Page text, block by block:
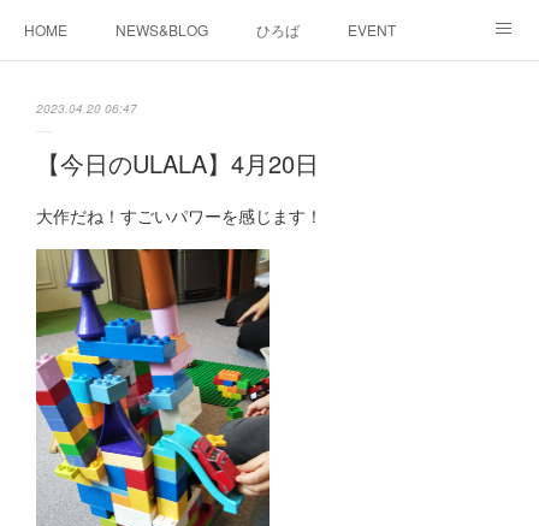
HOME NEWS&BLOG ひろば EVENT
2023.04.20 06:47
【今日のULALA】4月20日
大作だね！すごいパワーを感じます！